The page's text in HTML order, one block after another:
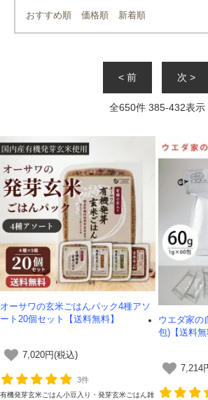
おすすめ順 価格順 新着順
< 前 次 >
全650件 385-432表示
オーサワの玄米ごはんパック4種アソ
ート20個セット【送料無料】
7,020円(税込)
3件
有機発芽玄米ごはん小豆入り・発芽玄米ごはん雑
ウエダ家の
包)【送料無
7,214